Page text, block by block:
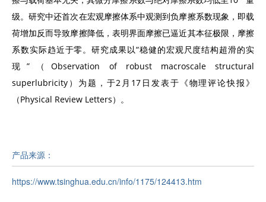
级。研究中还首次在宏观摩擦体系中观测到负摩擦系数现象，即载
荷增加反而导致摩擦降低，表明界面摩擦已逼近其本征极限，摩擦
系数实际趋近于零。研究成果以“稳健的宏观尺度结构超滑的实
现”（Observation of robust macroscale structural
superlubricity）为题，于2月17日发表于《物理评论快报》
（Physical Review Letters）。
产品来源：
https://www.tsinghua.edu.cn/info/1175/124413.htm